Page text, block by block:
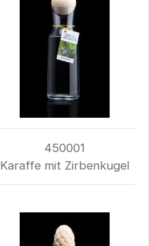
450001
Karaffe mit Zirbenkugel